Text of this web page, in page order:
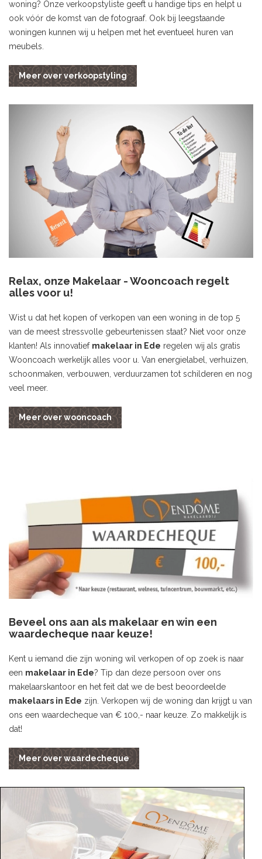
woning? Onze verkoopstyliste geeft u handige tips en helpt u
ook vóór de komst van de fotograaf. Ook bij leegstaande
woningen kunnen wij u helpen met het eventueel huren van
meubels.
Meer over verkoopstyling
Relax, onze Makelaar - Wooncoach regelt
alles voor u!
Wist u dat het kopen of verkopen van een woning in de top 5
van de meest stressvolle gebeurtenissen staat? Niet voor onze
klanten! Als innovatief makelaar in Ede regelen wij als gratis
Wooncoach werkelijk alles voor u. Van energielabel, verhuizen,
schoonmaken, verbouwen, verduurzamen tot schilderen en nog
veel meer.
Meer over wooncoach
Beveel ons aan als makelaar en win een
waardecheque naar keuze!
Kent u iemand die zijn woning wil verkopen of op zoek is naar
een makelaar in Ede? Tip dan deze persoon over ons
makelaarskantoor en het feit dat we de best beoordeelde
makelaars in Ede zijn. Verkopen wij de woning dan krijgt u van
ons een waardecheque van € 100,- naar keuze. Zo makkelijk is
dat!
Meer over waardecheque